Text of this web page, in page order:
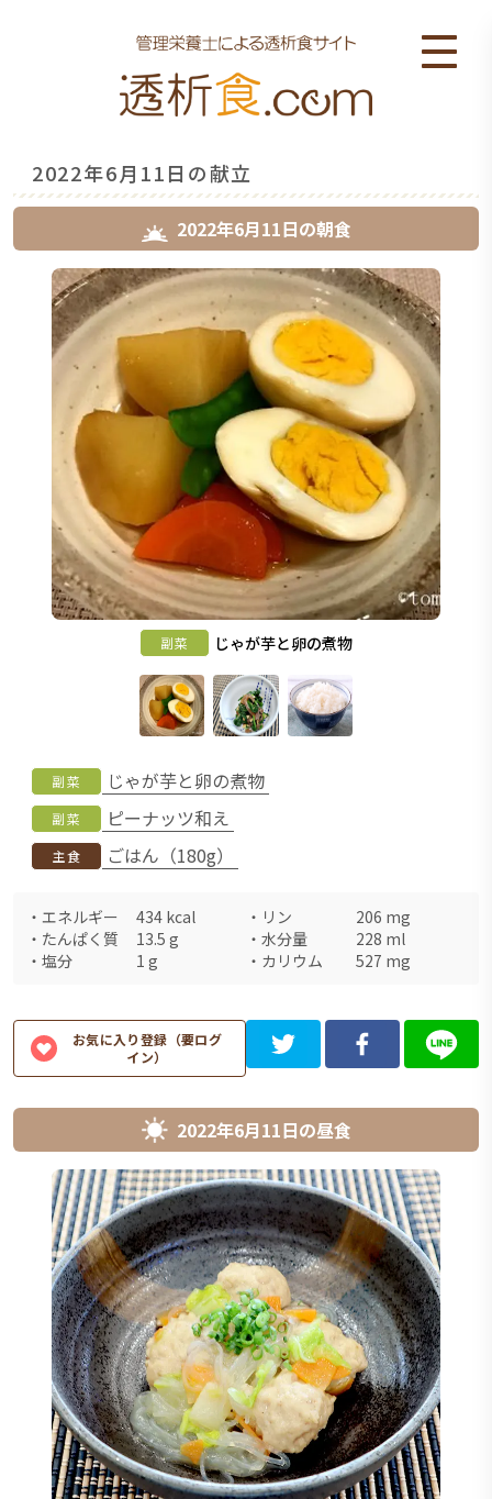
2022年6月11日の献立
2022年6月11日の朝食
副菜 じゃが芋と卵の煮物
副菜 じゃが芋と卵の煮物
副菜 ピーナッツ和え
主食 ごはん（180g）
・ エネルギー 434 kcal ・ リン 206 mg
・ たんぱく質 13.5 g ・ 水分量 228 ml
・ 塩分 1 g ・ カリウム 527 mg
お気に入り登録（要ログ
イン）
2022年6月11日の昼食